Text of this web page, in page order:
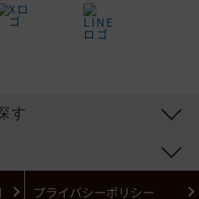
す
プライバシーポリシー